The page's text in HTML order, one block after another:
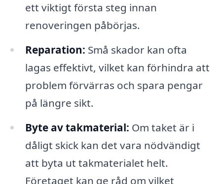
ett viktigt första steg innan
renoveringen påbörjas.
Reparation: Små skador kan ofta
lagas effektivt, vilket kan förhindra att
problem förvärras och spara pengar
på längre sikt.
Byte av takmaterial: Om taket är i
dåligt skick kan det vara nödvändigt
att byta ut takmaterialet helt.
Företaget kan ge råd om vilket